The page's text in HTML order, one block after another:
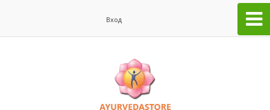
Вход